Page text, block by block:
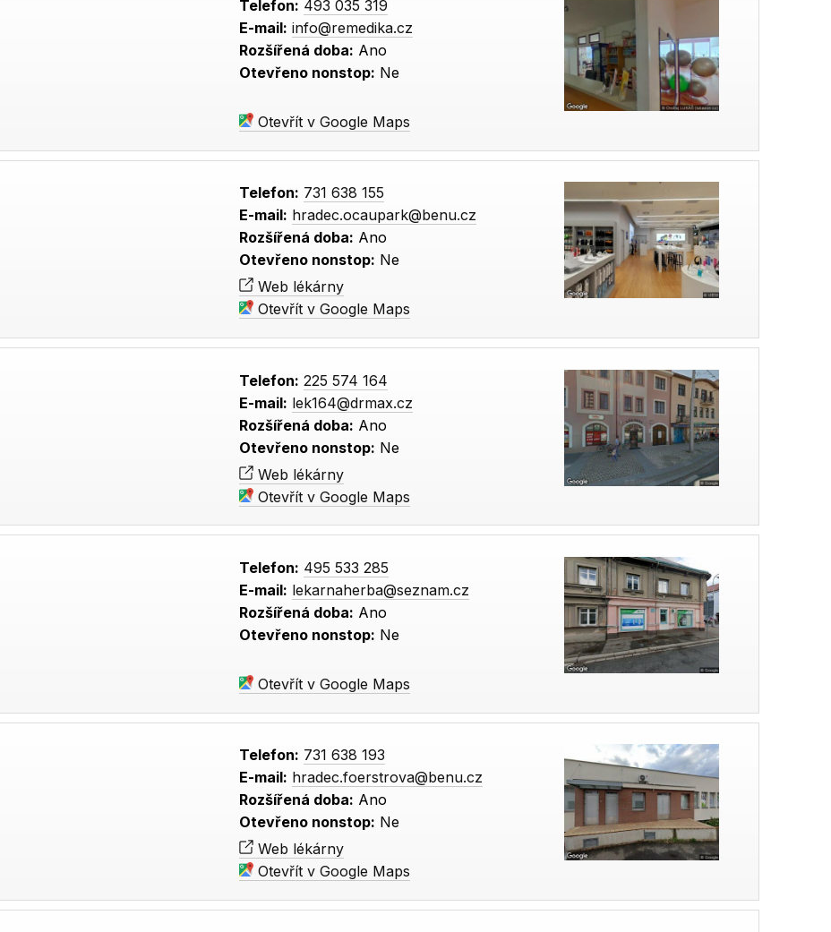
Telefon: 493 035 319
E-mail: info@remedika.cz
Rozšířená doba: Ano
Otevřeno nonstop: Ne
Otevřít v Google Maps
Telefon: 731 638 155
E-mail: hradec.ocaupark@benu.cz
Rozšířená doba: Ano
Otevřeno nonstop: Ne
Web lékárny
Otevřít v Google Maps
Telefon: 225 574 164
E-mail: lek164@drmax.cz
Rozšířená doba: Ano
Otevřeno nonstop: Ne
Web lékárny
Otevřít v Google Maps
Telefon: 495 533 285
E-mail: lekarnaherba@seznam.cz
Rozšířená doba: Ano
Otevřeno nonstop: Ne
Otevřít v Google Maps
Telefon: 731 638 193
E-mail: hradec.foerstrova@benu.cz
Rozšířená doba: Ano
Otevřeno nonstop: Ne
Web lékárny
Otevřít v Google Maps